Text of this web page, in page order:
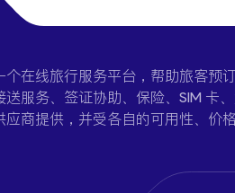
在线旅行服务平台，帮助旅客预
服务、签证协助、保险、SIM 卡、
应商提供，并受各自的可用性、价